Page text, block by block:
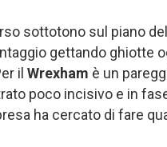
sottotono sul piano
gettando ghiotte
il Wrexham è un
poco incisivo e in
ha cercato di fare